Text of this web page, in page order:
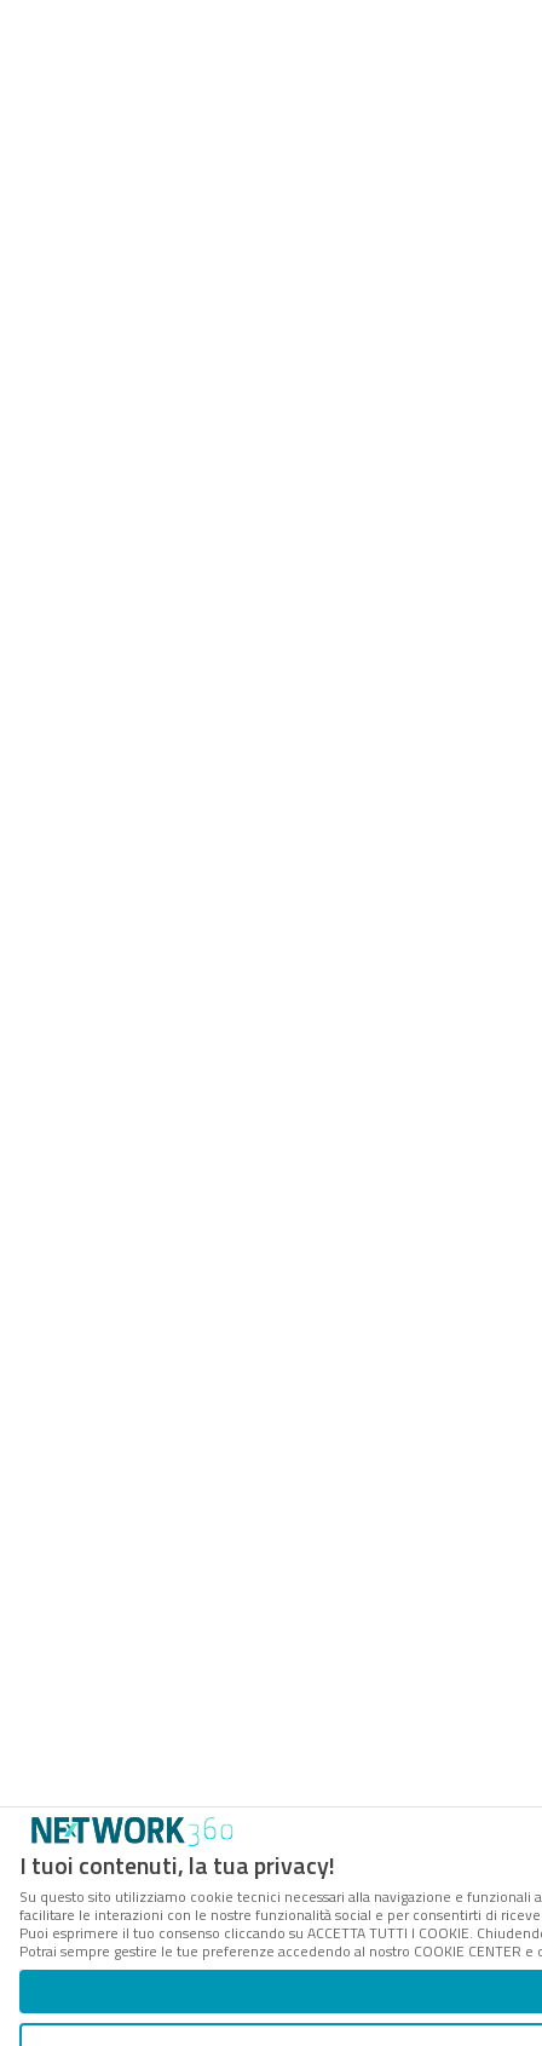
I tuoi contenuti, la tua privacy!
Su questo sito utilizziamo cookie tecnici necessari alla navigazione e
facilitare le interazioni con le nostre funzionalità social e per consentirti di
Puoi esprimere il tuo consenso cliccando su ACCETTA TUTTI I COOKIE.
Potrai sempre gestire le tue preferenze accedendo al nostro COOKIE